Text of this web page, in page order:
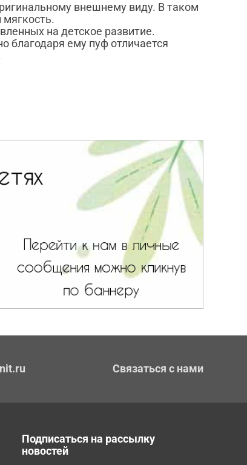
внешнему виду. В таком
на детское развитие.
благодаря ему пуф отличается
Связаться с нами
Подписаться на рассылку
новостей